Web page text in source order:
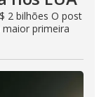
2 bilhões O post
primeira